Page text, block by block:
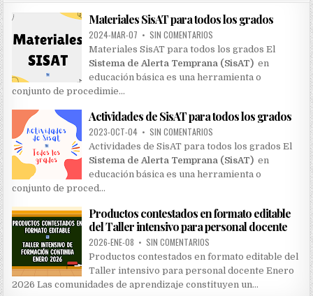
o
r
:
Materiales SisAT para todos los grados
2024-MAR-07 • SIN COMENTARIOS
Materiales SisAT para todos los grados El
Sistema de Alerta Temprana (SisAT) en
educación básica es una herramienta o
conjunto de procedimie…
Actividades de SisAT para todos los grados
2023-OCT-04 • SIN COMENTARIOS
Actividades de SisAT para todos los grados El
Sistema de Alerta Temprana (SisAT) en
educación básica es una herramienta o
conjunto de proced…
Productos contestados en formato editable
del Taller intensivo para personal docente
2026-ENE-08 • SIN COMENTARIOS
Productos contestados en formato editable del
Taller intensivo para personal docente Enero
2026 Las comunidades de aprendizaje constituyen un…